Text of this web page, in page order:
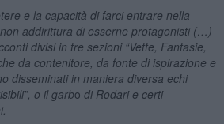
e la capacità di farci entrare nella
addirittura di esserne protagonisti (…)
divisi in tre sezioni “Vette, Fantasie,
da contenitore, da fonte di ispirazione e
disseminati in maniera diversa echi
o il garbo di Rodari e certi